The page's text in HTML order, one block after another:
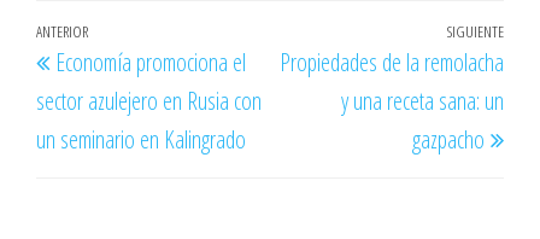
Navegación
de
entradas
Entrada
anterior
ANTERIOR
Economía promociona el
sector azulejero en Rusia con
un seminario en Kalingrado
SIGUIENTE
Propiedades de la remolacha
y una receta sana: un
gazpacho